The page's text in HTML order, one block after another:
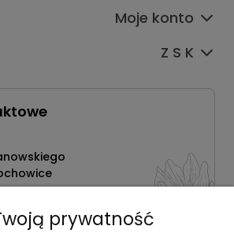
Moje konto
Z S K
prywatność